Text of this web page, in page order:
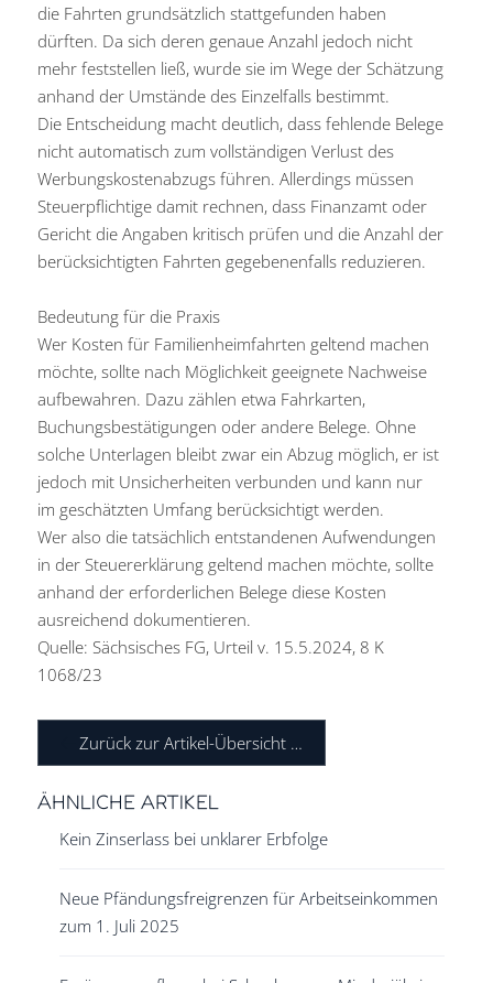
die Fahrten grundsätzlich stattgefunden haben
dürften. Da sich deren genaue Anzahl jedoch nicht
mehr feststellen ließ, wurde sie im Wege der Schätzung
anhand der Umstände des Einzelfalls bestimmt.
Die Entscheidung macht deutlich, dass fehlende Belege
nicht automatisch zum vollständigen Verlust des
Werbungskostenabzugs führen. Allerdings müssen
Steuerpflichtige damit rechnen, dass Finanzamt oder
Gericht die Angaben kritisch prüfen und die Anzahl der
berücksichtigten Fahrten gegebenenfalls reduzieren.
Bedeutung für die Praxis
Wer Kosten für Familienheimfahrten geltend machen
möchte, sollte nach Möglichkeit geeignete Nachweise
aufbewahren. Dazu zählen etwa Fahrkarten,
Buchungsbestätigungen oder andere Belege. Ohne
solche Unterlagen bleibt zwar ein Abzug möglich, er ist
jedoch mit Unsicherheiten verbunden und kann nur
im geschätzten Umfang berücksichtigt werden.
Wer also die tatsächlich entstandenen Aufwendungen
in der Steuererklärung geltend machen möchte, sollte
anhand der erforderlichen Belege diese Kosten
ausreichend dokumentieren.
Quelle: Sächsisches FG, Urteil v. 15.5.2024, 8 K
1068/23
Zurück zur Artikel-Übersicht …
ÄHNLICHE ARTIKEL
Kein Zinserlass bei unklarer Erbfolge
Neue Pfändungsfreigrenzen für Arbeitseinkommen
zum 1. Juli 2025